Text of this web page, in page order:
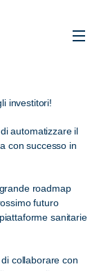
investitori!
automatizzare il
con successo in
roadmap
futuro
sanitarie
collaborare con